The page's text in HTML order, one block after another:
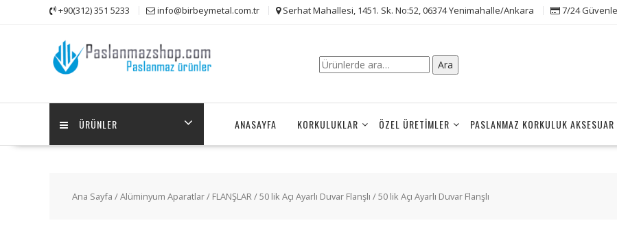
+90(312) 351 5233 info@birbeymetal.com.tr Serhat Mahallesi, 1451. Sk. No:52, 06374 Yenimahalle/Ankara 7/24
Ara: Ara
ÜRÜNLER ANASAYFA KORKULUKLAR ÖZEL ÜRETIMLER PASLANMAZ KORKULUK AKSESUAR
Ana Sayfa /Alüminyum Aparatlar/ FLANŞLAR/50 lik Açı Ayarlı Duvar Flanşlı / 50 lik Açı Ayarlı Duvar Flanşlı